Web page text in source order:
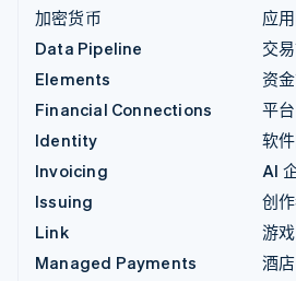
加密货币
Data Pipeline
Elements
Financial Connections
Identity
Invoicing
Issuing
Link
Managed Payments
应
交
资
平台
软
AI
创
游戏
酒